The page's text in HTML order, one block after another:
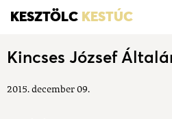
KESZTÖLC KESTÚC
Kincses József
2015. december 09.